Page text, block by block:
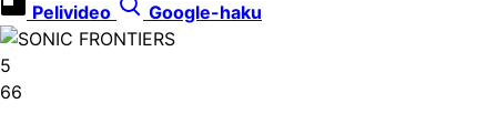
Pelivideo Google-haku
5
66